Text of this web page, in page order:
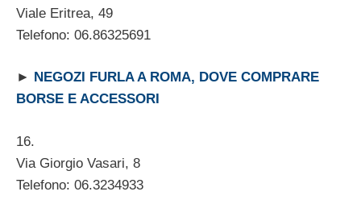
Viale Eritrea, 49
Telefono: 06.86325691
► NEGOZI FURLA A ROMA, DOVE COMPRARE
BORSE E ACCESSORI
16.
Via Giorgio Vasari, 8
Telefono: 06.3234933